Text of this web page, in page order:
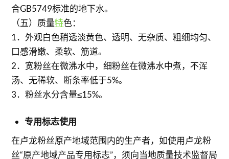
合GB5749标准的地下水。
（五）质量特色：
1．外观白色稍透淡黄色、透明、无杂质、粗细均匀、
口感滑嫩、柔软、筋道。
2．宽粉丝在微沸水中，细粉丝在微沸水中煮，不浑
汤、无稀软、断条率低于5%。
3．粉丝水分含量≤15%。
专用标志使用
在卢龙粉丝原产地域范围内的生产者，如使用卢龙粉
丝“原产地域产品专用标志”，须向当地质量技术监督局